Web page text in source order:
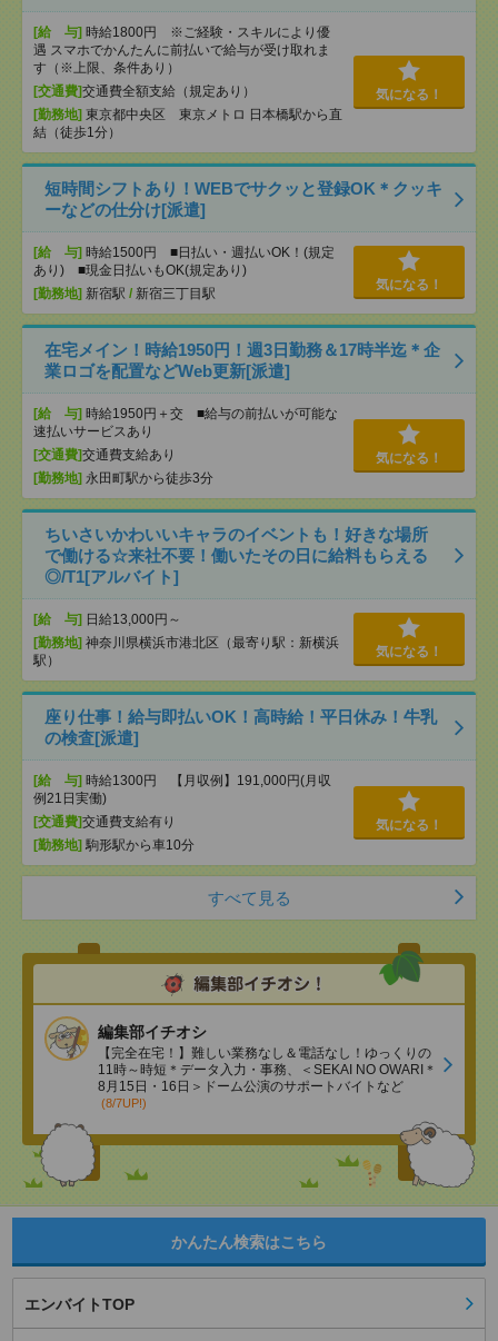
[給 与] 時給1800円 ※ご経験・スキルにより優
遇 スマホでかんたんに前払いで給与が受け取れま
す（※上限、条件あり）
[交通費]交通費全額支給（規定あり）
[勤務地] 東京都中央区 東京メトロ 日本橋駅から直
結（徒歩1分）
気になる！
短時間シフトあり！WEBでサクッと登録OK＊クッキ
ーなどの仕分け[派遣]
[給 与] 時給1500円 ■日払い・週払いOK！(規定
あり) ■現金日払いもOK(規定あり)
[勤務地] 新宿駅 / 新宿三丁目駅
気になる！
在宅メイン！時給1950円！週3日勤務＆17時半迄＊企
業ロゴを配置などWeb更新[派遣]
[給 与] 時給1950円＋交 ■給与の前払いが可能な
速払いサービスあり
[交通費]交通費支給あり
[勤務地] 永田町駅から徒歩3分
気になる！
ちいさいかわいいキャラのイベントも！好きな場所
で働ける☆来社不要！働いたその日に給料もらえる
◎/T1[アルバイト]
[給 与] 日給13,000円～
[勤務地] 神奈川県横浜市港北区（最寄り駅：新横浜
駅）
気になる！
座り仕事！給与即払いOK！高時給！平日休み！牛乳
の検査[派遣]
[給 与] 時給1300円 【月収例】191,000円(月収
例21日実働)
[交通費]交通費支給有り
[勤務地] 駒形駅から車10分
気になる！
すべて見る
編集部イチオシ
【完全在宅！】難しい業務なし＆電話なし！ゆっくりの
11時～時短＊データ入力・事務、＜SEKAI NO OWARI＊
8月15日・16日＞ドーム公演のサポートバイトなど
(8/7UP!)
かんたん検索はこちら
エンバイトTOP